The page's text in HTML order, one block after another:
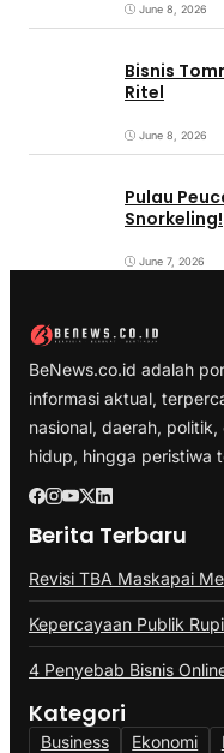
June 8, 2026
Bisnis
Ritel
June 8, 2026
Pulau
Snorkeling!
June 7, 2026
BeNews.co.id adalah
informasi aktual,
nasional, daerah,
hidup, hingga peristiwa
Berita Terbaru
Revisi TBA Maskapai
Kepercayaan Publik
4 Penyebab Bisnis
Kategori
Business Ekonomi